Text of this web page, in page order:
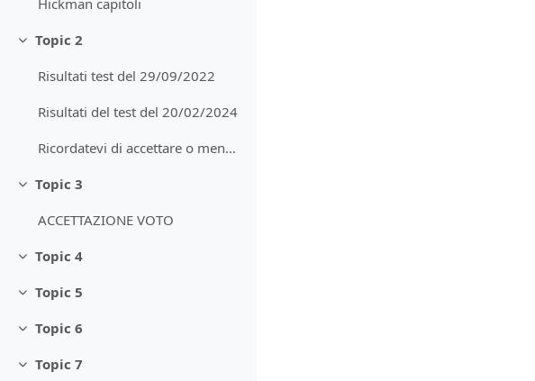
Hickman capitoli
Minimizza
Topic 2
Risultati test del 29/09/2022
Risultati del test del 20/02/2024
Ricordatevi di accettare o meno il voto con il bot...
Minimizza
Topic 3
ACCETTAZIONE VOTO
Minimizza
Topic 4
Minimizza
Topic 5
Minimizza
Topic 6
Minimizza
Topic 7